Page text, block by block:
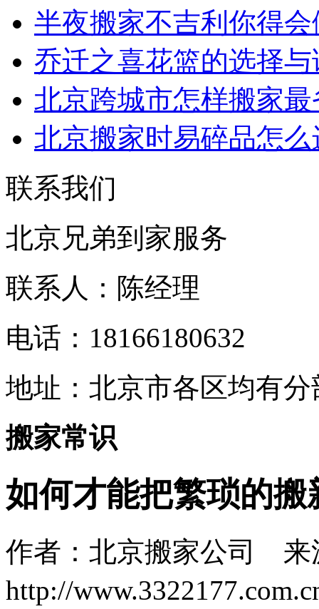
半夜搬家不吉利你得
乔迁之喜花篮的选择
北京跨城市怎样搬家
北京搬家时易碎品怎
联系我们
北京兄弟到家服务
联系人：陈经理
电话：18166180632
地址： 北京市各区均有分
搬家常识
如何才能把繁琐的
作者：北京搬家公司 来
http://